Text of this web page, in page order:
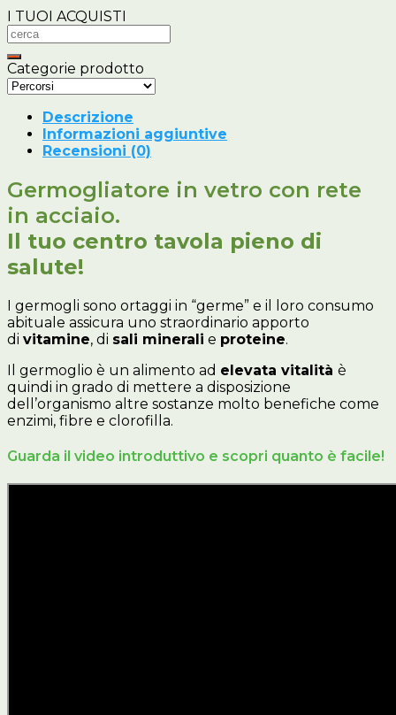
I TUOI ACQUISTI
Categorie prodotto
Descrizione
Informazioni aggiuntive
Recensioni (0)
Germogliatore in vetro con rete
in acciaio.
Il tuo centro tavola pieno di
salute!
I germogli sono ortaggi in “germe” e il loro consumo
abituale assicura uno straordinario apporto
di vitamine, di sali minerali e proteine.
Il germoglio è un alimento ad elevata vitalità è
quindi in grado di mettere a disposizione
dell’organismo altre sostanze molto benefiche come
enzimi, fibre e clorofilla.
Guarda il video introduttivo e scopri quanto è facile!